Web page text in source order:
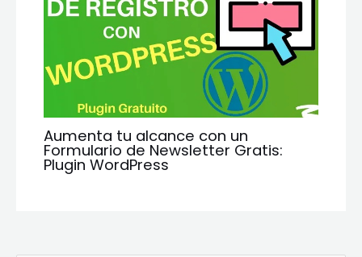
Aumenta tu alcance con un
Formulario de Newsletter Gratis:
Plugin WordPress